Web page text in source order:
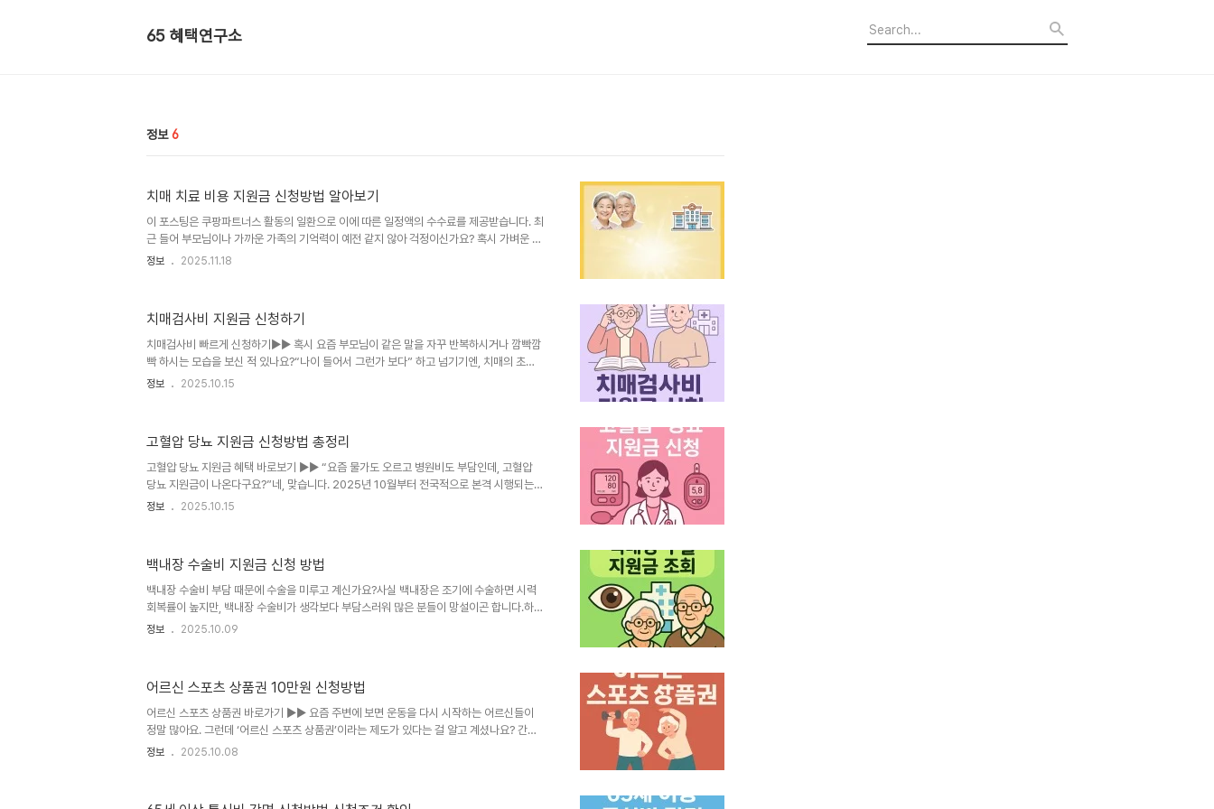
65 혜택연구소
정보 6
치매 치료 비용 지원금 신청방법 알아보기
이 포스팅은 쿠팡파트너스 활동의 일환으로 이에 따른 일정액의 수수료를 제공받습니다. 최
근 들어 부모님이나 가까운 가족의 기억력이 예전 같지 않아 걱정이신가요? 혹시 가벼운 건
망증이 아닌, 혹독한 치매 치료비 부담으로 이어질지도 모른다는 생각에 마음이 무겁지는
다. 이 지속적인 치료가 바로 막대한 치매 치료비 지출로 이어지죠. ✨ 국가 지원, 치매 치료
비 걱정 줄이는 해결책절망적인 상황만 있는 건 아닙니다. 여러분의 치매 치료비 걱정을 덜
어줄..
정보 2025.11.18
치매검사비 지원금 신청하기
치매검사비 빠르게 신청하기▶▶ 혹시 요즘 부모님이 같은 말을 자꾸 반복하시거나 깜빡깜
빡 하시는 모습을 보신 적 있나요?“나이 들어서 그런가 보다” 하고 넘기기엔, 치매의 초기
신호일 수도 있습니다.문제는 정밀 검사를 받으려면 치매검사비 부담이 꽤 크다는 점이죠.
추천드립니다. 1. 치매검사비 지원제도란? 치매검사비 지원제도는 보건복지부에서 주관하
는 노인건강복지사업 중 하나예요.치매를 조기에 발견하고, 진행을 늦추기 위한 국가 차원
의 의료비 지..
정보 2025.10.15
고혈압 당뇨 지원금 신청방법 총정리
고혈압 당뇨 지원금 혜택 바로보기 ▶▶ “요즘 물가도 오르고 병원비도 부담인데, 고혈압
당뇨 지원금이 나온다구요?”네, 맞습니다. 2025년 10월부터 전국적으로 본격 시행되는
고혈압 당뇨 지원금 제도는 고혈압이나 당뇨병을 앓고 있는 분들이 꼭 챙겨야 할 새로운 정
제도란?이번 고혈압 당뇨 지원금 제도는 만성질환으로 꾸준히 병원을 다니는 국민들의 경
제적 부담을 줄이고, 생활습관 개선을 유도하기 위해 만들어졌습니다.쉽게 말해서, 병원비
·..
정보 2025.10.15
백내장 수술비 지원금 신청 방법
백내장 수술비 부담 때문에 수술을 미루고 계신가요?사실 백내장은 조기에 수술하면 시력
회복률이 높지만, 백내장 수술비가 생각보다 부담스러워 많은 분들이 망설이곤 합니다.하지
만 반가운 소식이 있습니다. 전국 여러 지자체에서 백내장 수술비 지원 제도를 운영하고 있
내장이란? 백내장은 눈 속의 수정체가 혼탁해져서 사물이 흐릿하게 보이는 질환이에요.노
화가 주요 원인이며, 60세 이상 어르신에게 매우 흔하게 발생하죠.초기에는 안경으로 시력
을 보완할 수 ..
정보 2025.10.09
어르신 스포츠 상품권 10만원 신청방법
어르신 스포츠 상품권 바로가기 ▶▶ 요즘 주변에 보면 운동을 다시 시작하는 어르신들이
정말 많아요. 그런데 ‘어르신 스포츠 상품권’이라는 제도가 있다는 걸 알고 계셨나요? 간단
히 말해서 어르신 스포츠 상품권은 만 65세 이상 어르신들이 운동시설을 좀 더 부담 없이
정보 2025.10.08